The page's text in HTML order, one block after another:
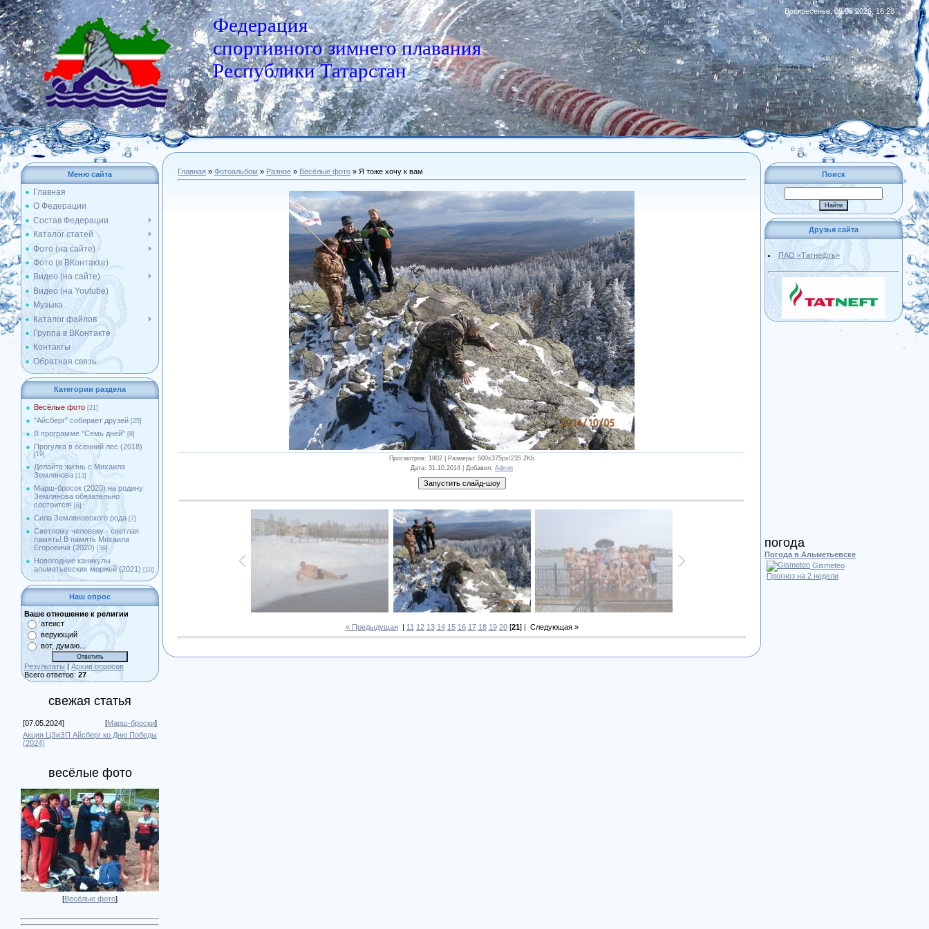
Федерация
спортивного зимнего плавания
Республики Татарстан
Воскресенье, 09.08.2026, 16:28
|RSS
Меню сайта
Главная
О Федерации
Состав Федерации
Каталог статей
Фото (на сайте)
Фото (в ВКонтакте)
Видео (на сайте)
Видео (на Youtube)
Музыка
Каталог файлов
Группа в ВКонтакте
Контакты
Обратная связь
Категории раздела
Весёлые фото [21]
"Айсберг" собирает друзей [25]
В программе "Семь дней" [8]
Прогулка в осенний лес (2018)
[19]
Делайте жизнь с Михаила
Землянова [13]
Марш-бросок (2020) на родину
Землянова обязательно
состоится! [6]
Сила Земляновского рода [7]
Светлому человеку - светлая
память! В память Михаила
Егоровича (2020) [36]
Новогодние каникулы
альметьевских моржей (2021) [10]
Наш опрос
Ваше отношение к религии
атеист
верующий
вот, думаю...
Результаты | Архив опросов
Всего ответов: 27
свежая статья
[07.05.2024] [Марш-броски]
Акция ЦЗиЗП Айсберг ко Дню Победы
(2024)
весёлые фото
[Весёлые фото]
Главная » Фотоальбом » Разное » Весёлые фото » Я тоже хочу к вам
Просмотров: 1902 | Размеры: 500x375px/235.2Kb
Дата: 31.10.2014 | Добавил: Admin
« Предыдущая| 11 12 13 14 15 16 17 18 19 20[21] | Следующая »
Поиск
Друзья сайта
ПАО «Татнефть»
погода
Погода в Альметьевске
Gismeteo
Прогноз на 2 недели